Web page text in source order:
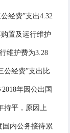
经费”支出4.32
置及运行维护
维护费为3.28
公经费”支出比
年因公出国
持平，原因上
国内公务接待累